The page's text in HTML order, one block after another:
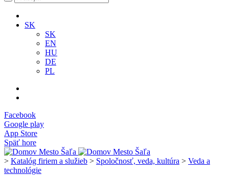
SK
SK
EN
HU
DE
PL
Facebook
Google play
App Store
Späť hore
> Katalóg firiem a služieb > Spoločnosť, veda, kultúra > Veda a
technológie